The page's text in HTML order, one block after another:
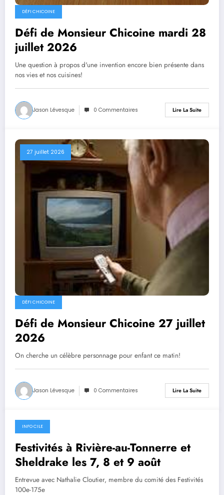
DÉFI CHICOINE
Défi de Monsieur Chicoine mardi 28
juillet 2026
Une question à propos d'une invention encore bien présente dans
nos vies et nos cuisines!
Jason Lévesque 0 Commentaires Lire La Suite
27 juillet 2026
DÉFI CHICOINE
Défi de Monsieur Chicoine 27 juillet
2026
On cherche un célèbre personnage pour enfant ce matin!
Jason Lévesque 0 Commentaires Lire La Suite
24 juillet 2026
INFO CILE
Festivités à Rivière-au-Tonnerre et
Sheldrake les 7, 8 et 9 août
Entrevue avec Nathalie Cloutier, membre du comité des Festivités
100e-175e